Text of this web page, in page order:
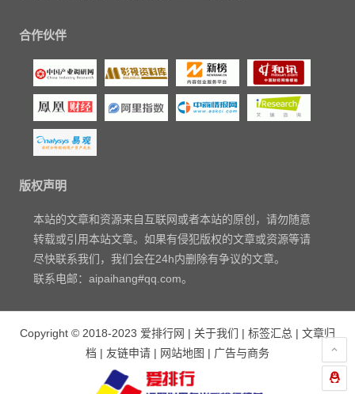
合作伙伴
版权声明
本站的文章和资源来自互联网或者本站的原创，请勿随意
转载或引用本站文章。如果有侵犯版权的文章或资源等请
尽快联系我们，我们会在24h内删除有争议的文章。
联系电邮：aipaihang#qq.com。
Copyright © 2018-2023 爱排行网 | 关于我们 | 标签汇总 | 文章归
档 | 友链申请 | 网站地图 | 广告与商务